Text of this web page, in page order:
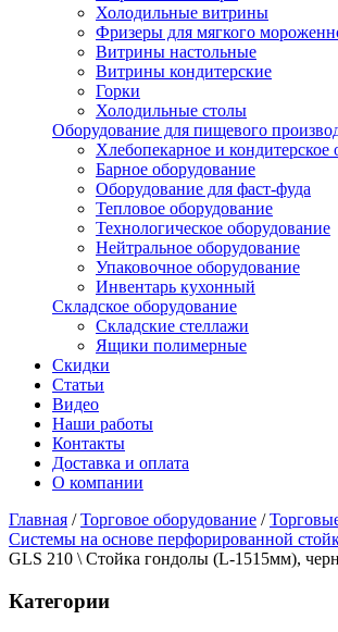
Холодильные витрины
Фризеры для мягкого
Витрины настольные
Витрины кондитерские
Горки
Холодильные столы
Оборудование для пищевого
Хлебопекарное и кондитерское
Барное оборудование
Оборудование для фаст-фуда
Тепловое оборудование
Технологическое оборудование
Нейтральное оборудование
Упаковочное оборудование
Инвентарь кухонный
Складское оборудование
Складские стеллажи
Ящики полимерные
Скидки
Статьи
Видео
Наши работы
Контакты
Доставка и оплата
О компании
Главная / Торговое оборудование /
Системы на основе перфорированной
GLS 210 \ Стойка гондолы (L-1515мм),
Категории